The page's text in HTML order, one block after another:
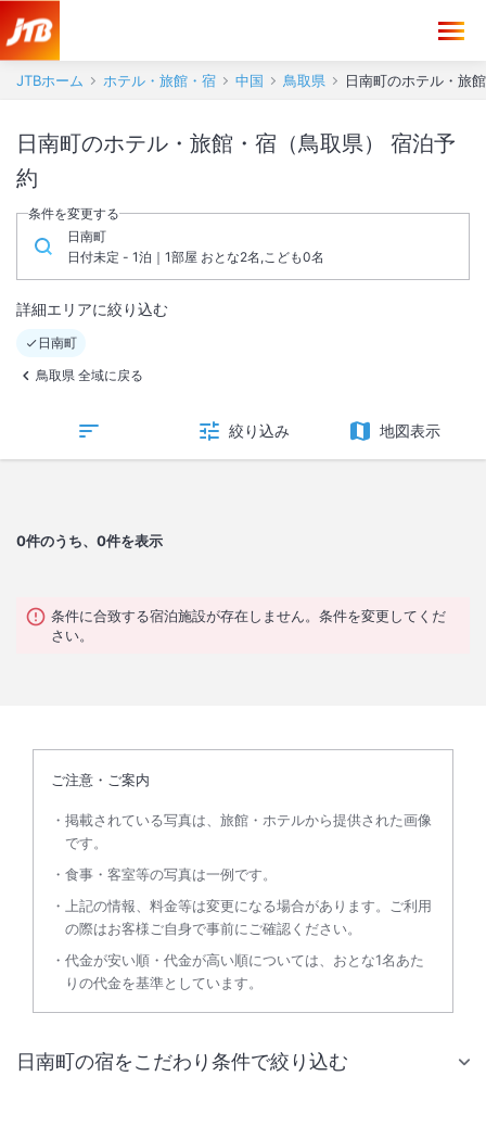
JTBホーム ホテル・旅館・宿 中国 鳥取県 日南町のホテル・旅
日南町のホテル・旅館・宿（鳥取県） 宿泊予
約
条件を変更する
日南町
日付未定 - 1泊｜1部屋 おとな2名,こども0名
詳細エリアに絞り込む
日南町
鳥取県 全域に戻る
絞り込み 地図表示
0件のうち、0件を表示
条件に合致する宿泊施設が存在しません。条件を変更してくだ
さい。
ご注意・ご案内
掲載されている写真は、旅館・ホテルから提供された画像
です。
食事・客室等の写真は一例です。
上記の情報、料金等は変更になる場合があります。ご利用
の際はお客様ご自身で事前にご確認ください。
代金が安い順・代金が高い順については、おとな1名あた
りの代金を基準としています。
日南町の宿をこだわり条件で絞り込む